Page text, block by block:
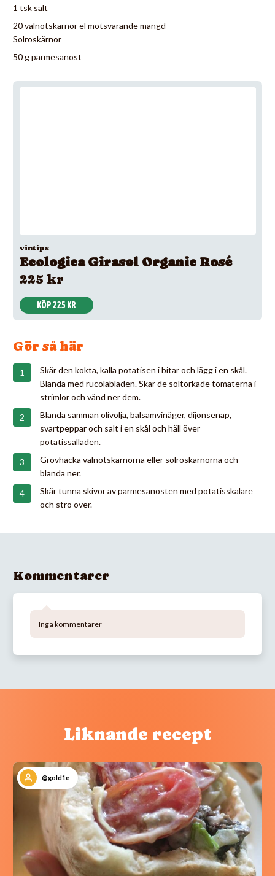
1 tsk salt
20 valnötskärnor el motsvarande mängd
Solroskärnor
50 g parmesanost
vintips
Ecologica Girasol Organic Rosé
225 kr
KÖP 225 KR
Gör så här
Skär den kokta, kalla potatisen i bitar och lägg i en skål.
Blanda med rucolabladen. Skär de soltorkade tomaterna i
strimlor och vänd ner dem.
Blanda samman olivolja, balsamvinäger, dijonsenap,
svartpeppar och salt i en skål och häll över
potatissalladen.
Grovhacka valnötskärnorna eller solroskärnorna och
blanda ner.
Skär tunna skivor av parmesanosten med potatisskalare
och strö över.
Kommentarer
Inga kommentarer
Liknande recept
@gold1e